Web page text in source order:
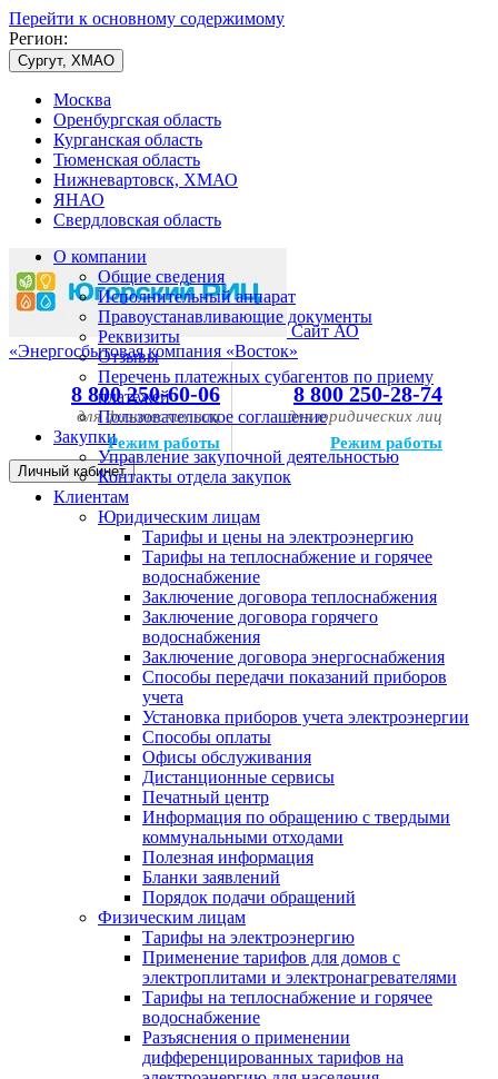
Перейти к основному содержимому
Регион:
Сургут, ХМАО
Москва
Оренбургская область
Курганская область
Тюменская область
Нижневартовск, ХМАО
ЯНАО
Свердловская область
Сайт АО
«Энергосбытовая компания «Восток»
8 800 250-60-06
для физических лиц
Режим работы
8 800 250-28-74
для юридических лиц
Режим работы
Личный кабинет
О компании
Общие сведения
Исполнительный аппарат
Правоустанавливающие документы
Реквизиты
Отзывы
Перечень платежных субагентов по приему
платежей
Пользовательское соглашение
Закупки
Управление закупочной деятельностью
Контакты отдела закупок
Клиентам
Юридическим лицам
Тарифы и цены на электроэнергию
Тарифы на теплоснабжение и горячее
водоснабжение
Заключение договора теплоснабжения
Заключение договора горячего
водоснабжения
Заключение договора энергоснабжения
Способы передачи показаний приборов
учета
Установка приборов учета электроэнергии
Способы оплаты
Офисы обслуживания
Дистанционные сервисы
Печатный центр
Информация по обращению с твердыми
коммунальными отходами
Полезная информация
Бланки заявлений
Порядок подачи обращений
Физическим лицам
Тарифы на электроэнергию
Применение тарифов для домов с
электроплитами и электронагревателями
Тарифы на теплоснабжение и горячее
водоснабжение
Разъяснения о применении
дифференцированных тарифов на